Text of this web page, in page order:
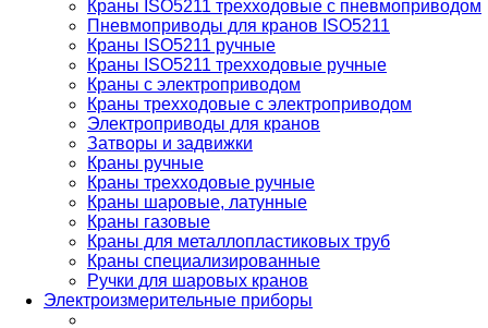
Краны ISO5211 трехходовые с пневмоприводом
Пневмоприводы для кранов ISO5211
Краны ISO5211 ручные
Краны ISO5211 трехходовые ручные
Краны с электроприводом
Краны трехходовые с электроприводом
Электроприводы для кранов
Затворы и задвижки
Краны ручные
Краны трехходовые ручные
Краны шаровые, латунные
Краны газовые
Краны для металлопластиковых труб
Краны специализированные
Ручки для шаровых кранов
Электроизмерительные приборы